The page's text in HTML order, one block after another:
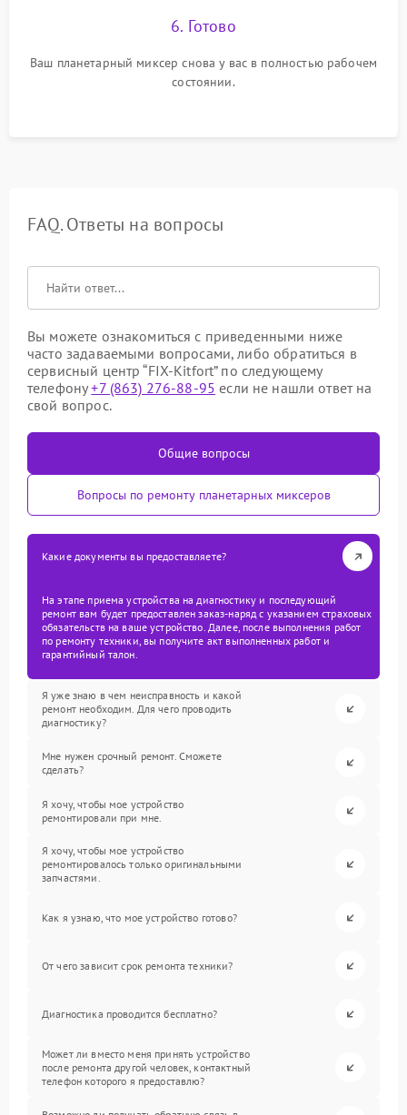
6. Готово
Ваш планетарный миксер снова у вас в полностью рабочем
состоянии.
FAQ. Ответы на вопросы
Вы можете ознакомиться с приведенными ниже
часто задаваемыми вопросами, либо обратиться в
сервисный центр “FIX-Kitfort” по следующему
телефону+7 (863) 276-88-95 если не нашли ответ на
свой вопрос.
Общие вопросы
Вопросы по ремонту планетарных миксеров
Какие документы вы предоставляете?
На этапе приема устройства на диагностику и последующий
ремонт вам будет предоставлен заказ-наряд с указанием страховых
обязательств на ваше устройство. Далее, после выполнения работ
по ремонту техники, вы получите акт выполненных работ и
гарантийный талон.
Я уже знаю в чем неисправность и какой
ремонт необходим. Для чего проводить
диагностику?
Мне нужен срочный ремонт. Сможете
сделать?
Я хочу, чтобы мое устройство
ремонтировали при мне.
Я хочу, чтобы мое устройство
ремонтировалось только оригинальными
запчастями.
Как я узнаю, что мое устройство готово?
От чего зависит срок ремонта техники?
Диагностика проводится бесплатно?
Может ли вместо меня принять устройство
после ремонта другой человек, контактный
телефон которого я предоставлю?